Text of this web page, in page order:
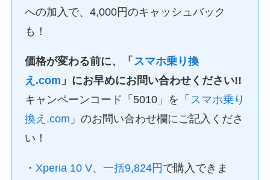
への加入で、4,000円のキャッシュバック
も！
価格が変わる前に、「 スマホ乗り換
え.com 」にお早めにお問い合わせください!!
キャンペーンコード「5010」を「 スマホ乗り
換え.com 」のお問い合わせ欄にご記入くださ
い！
・ Xperia 10 V、一括9,824円で購入できま